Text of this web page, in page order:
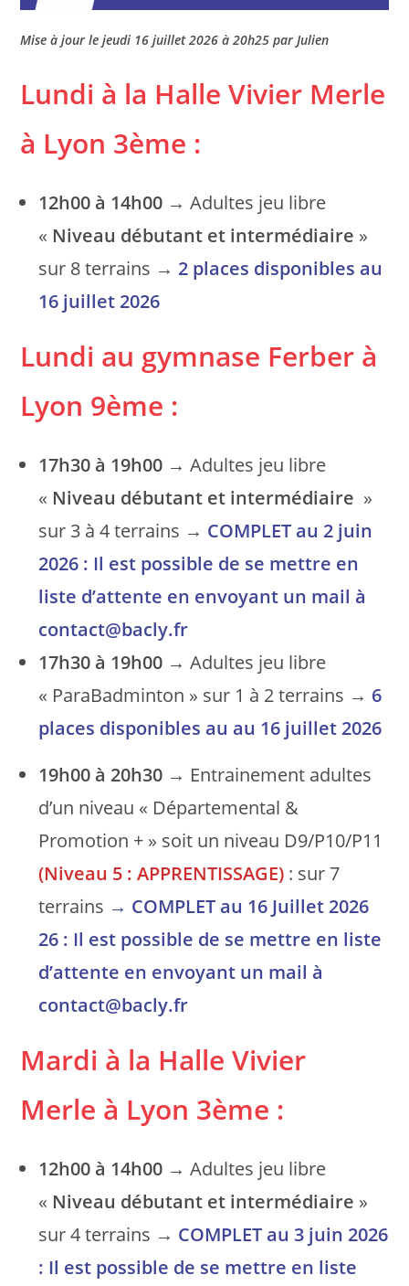
Mise à jour le jeudi 16 juillet 2026 à 20h25 par Julien
Lundi à la Halle Vivier Merle
à Lyon 3ème :
12h00 à 14h00 → Adultes jeu libre
« Niveau débutant et intermédiaire »
sur 8 terrains →2 places disponibles au
16 juillet 2026
Lundi au gymnase Ferber à
Lyon 9ème :
17h30 à 19h00 → Adultes jeu libre
« Niveau débutant et intermédiaire »
sur 3 à 4 terrains → COMPLET au 2 juin
2026 : Il est possible de se mettre en
liste d’attente en envoyant un mail à
contact@bacly.fr
17h30 à 19h00 → Adultes jeu libre
« ParaBadminton » sur 1 à 2 terrains → 6
places disponibles au au 16 juillet 2026
19h00 à 20h30 → Entrainement adultes
d’un niveau « Départemental &
Promotion + » soit un niveau D9/P10/P11
(Niveau 5 : APPRENTISSAGE) : sur 7
terrains → COMPLET au 16 Juillet 2026
26 : Il est possible de se mettre en liste
d’attente en envoyant un mail à
contact@bacly.fr
Mardi à la Halle Vivier
Merle à Lyon 3ème :
12h00 à 14h00 → Adultes jeu libre
« Niveau débutant et intermédiaire »
sur 4 terrains → COMPLET au 3 juin 2026
: Il est possible de se mettre en liste